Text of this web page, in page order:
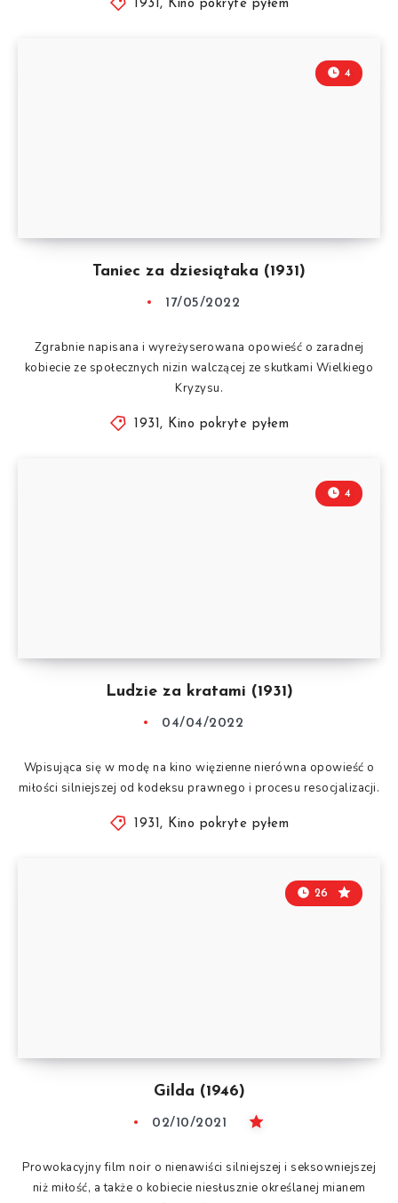
1931, Kino pokryte pyłem
Taniec za dziesiątaka (1931)
4
17/05/2022
Zgrabnie napisana i wyreżyserowana opowieść o zaradnej
kobiecie ze społecznych nizin walczącej ze skutkami Wielkiego
Kryzysu.
1931, Kino pokryte pyłem
Ludzie za kratami (1931)
4
04/04/2022
Wpisująca się w modę na kino więzienne nierówna opowieść o
miłości silniejszej od kodeksu prawnego i procesu resocjalizacji.
1931, Kino pokryte pyłem
Gilda (1946)
26
02/10/2021
Prowokacyjny film noir o nienawiści silniejszej i seksowniejszej
niż miłość, a także o kobiecie niesłusznie określanej mianem